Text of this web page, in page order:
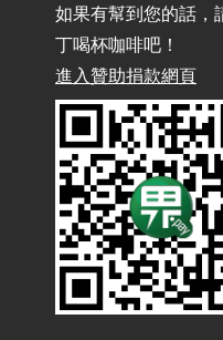
Powered by OpenAI
雜談：生活小技巧之用魔鬼
/ Talk: Use Velcro to
AdGuard Home不只是拿來
Home Is More Than Just an
如果有幫到您的話，
丁喝杯咖啡吧！
進入贊助捐款網頁